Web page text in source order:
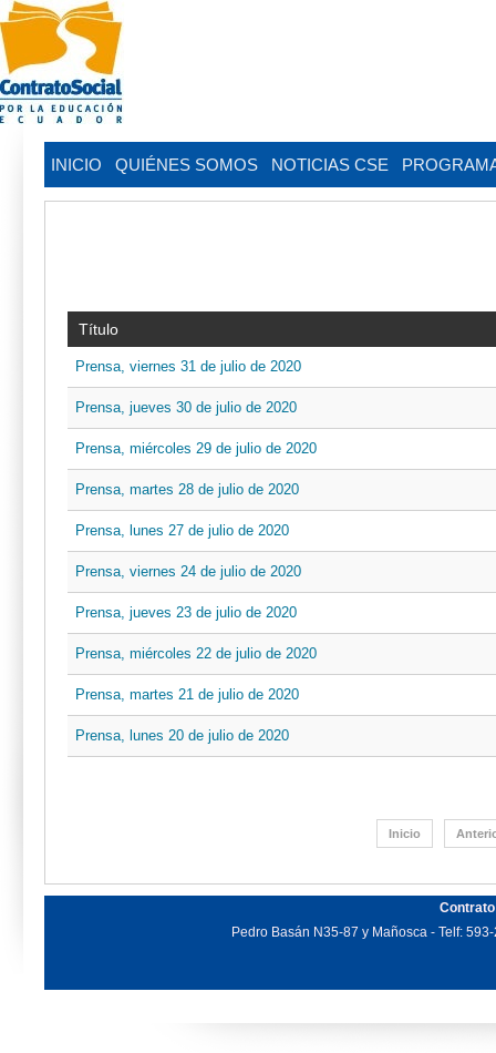
INICIO QUIÉNES SOMOS NOTICIAS CSE
Título
Prensa, viernes 31 de julio de 2020
Prensa, jueves 30 de julio de 2020
Prensa, miércoles 29 de julio de 2020
Prensa, martes 28 de julio de 2020
Prensa, lunes 27 de julio de 2020
Prensa, viernes 24 de julio de 2020
Prensa, jueves 23 de julio de 2020
Prensa, miércoles 22 de julio de 2020
Prensa, martes 21 de julio de 2020
Prensa, lunes 20 de julio de 2020
Inicio
Pedro Basán N35-87 y Mañosca - Telf: